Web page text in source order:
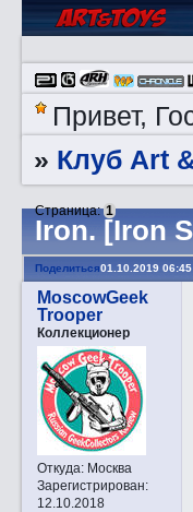
Привет,
» Клуб Art
Irоn. [Iron
Страница:1
Поделиться01.10.2019 06:45
MoscowGeek
Trooper
Коллекционер
Откуда:Москва
Зарегистрирован:
12.10.2018